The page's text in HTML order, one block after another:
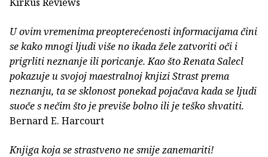
U ovim vremenima preopterećenosti informacijama čini
se kako mnogi ljudi više no ikada žele zatvoriti oči i
prigrliti neznanje ili poricanje. Kao što Renata Salecl
pokazuje u svojoj maestralnoj knjizi Strast prema
neznanju, ta se sklonost ponekad pojačava kada se ljudi
suoče s nečim što je previše bolno ili je teško shvatiti.
Bernard E. Harcourt
Knjiga koja se strastveno ne smije zanemariti!